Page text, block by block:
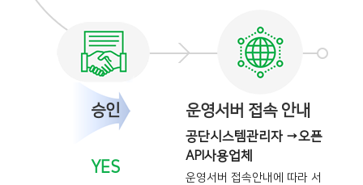
승인
YES
운영서버 접속 안내
공단시스템관리자 →오픈
API사용업체
운영서버 접속안내에 따라 서